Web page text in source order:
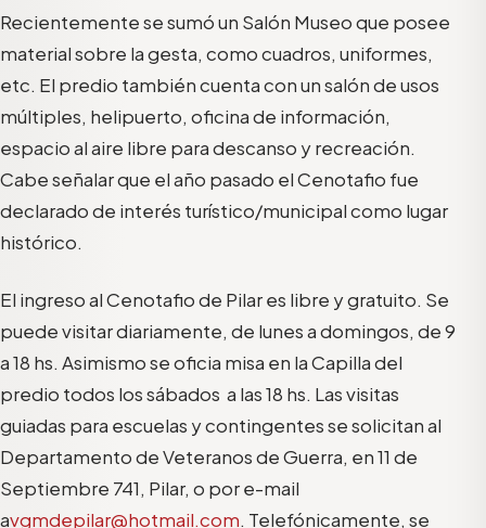
Recientemente se sumó un Salón Museo que posee
material sobre la gesta, como cuadros, uniformes,
etc. El predio también cuenta con un salón de usos
múltiples, helipuerto, oficina de información,
espacio al aire libre para descanso y recreación.
Cabe señalar que el año pasado el Cenotafio fue
declarado de interés turístico/municipal como lugar
histórico.
El ingreso al Cenotafio de Pilar es libre y gratuito. Se
puede visitar diariamente, de lunes a domingos, de 9
a 18 hs. Asimismo se oficia misa en la Capilla del
predio todos los sábados a las 18 hs. Las visitas
guiadas para escuelas y contingentes se solicitan al
Departamento de Veteranos de Guerra, en 11 de
Septiembre 741, Pilar, o por e-mail
avgmdepilar@hotmail.com. Telefónicamente, se